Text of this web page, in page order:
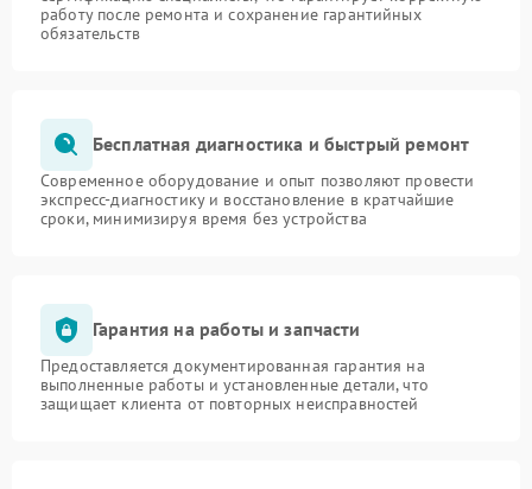
работу после ремонта и сохранение гарантийных
обязательств
Бесплатная диагностика и быстрый ремонт
Современное оборудование и опыт позволяют провести
экспресс-диагностику и восстановление в кратчайшие
сроки, минимизируя время без устройства
Гарантия на работы и запчасти
Предоставляется документированная гарантия на
выполненные работы и установленные детали, что
защищает клиента от повторных неисправностей